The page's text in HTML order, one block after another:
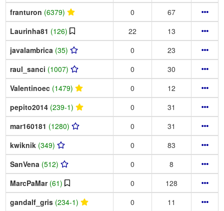
franturon (6379) 0
67
Laurinha81 (126) 22
13
javalambrica (35) 0
23
raul_sanci (1007) 0
30
Valentinoec (1479) 0
12
pepito2014 (239-1) 0
31
mar160181 (1280) 0
31
kwiknik (349) 0
83
SanVena (512) 0
8
MarcPaMar (61) 0
128
gandalf_gris (234-1) 0
11